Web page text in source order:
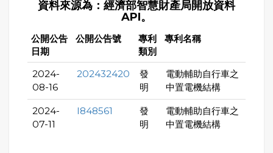
資料來源為：經濟部智慧財產局開放資料
API。
公開公告
日期
公開公告號
專利
類別
專利名稱
2024-
08-16
202432420
發
明
電動輔助自行車之
中置電機結構
2024-
07-11
I848561
發
明
電動輔助自行車之
中置電機結構